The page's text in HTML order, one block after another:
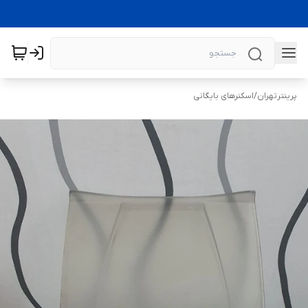
پرینترتهران/اسکنرهای بایگانی